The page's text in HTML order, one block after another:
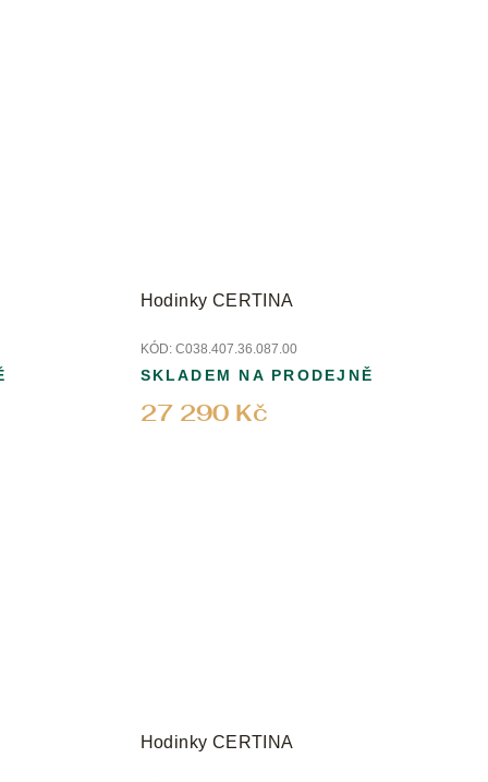
Hodinky CERTINA
KÓD: C038.407.36.087.00
27 290 Kč
SKLADEM NA PRODEJNĚ
Hodinky CERTINA